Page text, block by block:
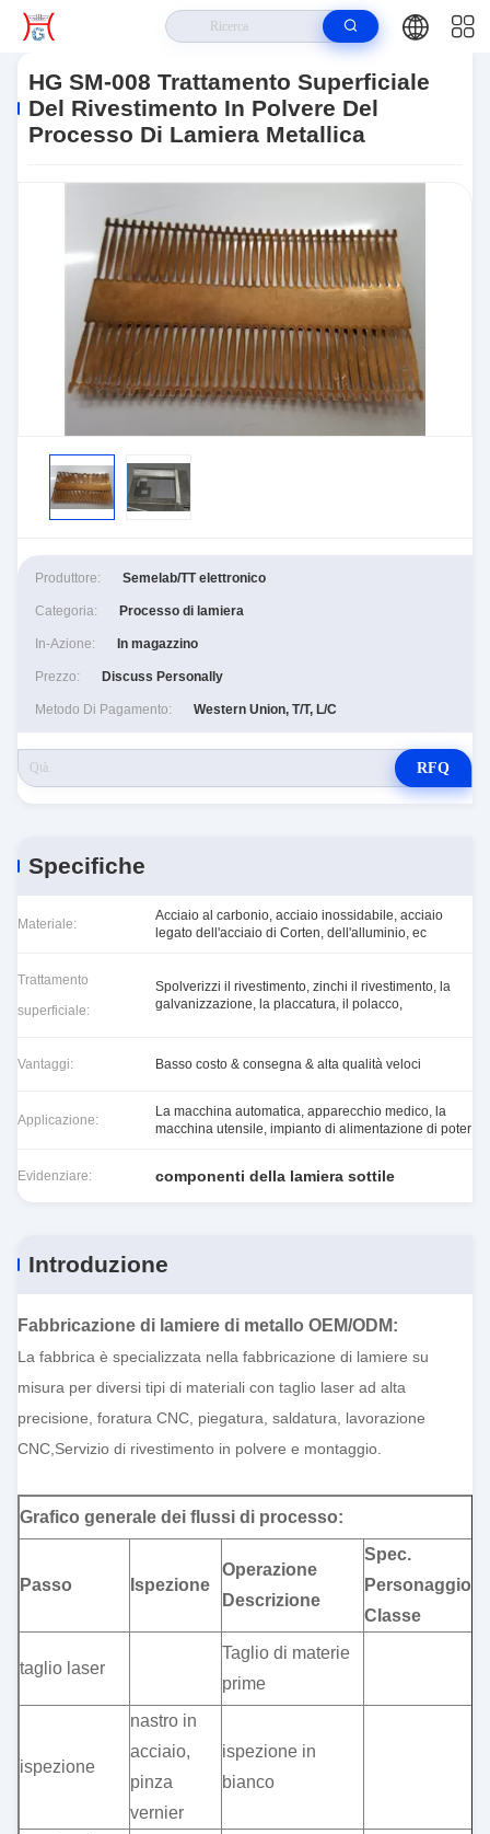
Superficiale Del Rivestimento In Polvere Del Processo Di Lamiera Metallica
HG SM-008 Trattamento Superficiale
Del Rivestimento In Polvere Del
Processo Di Lamiera Metallica
Produttore: Semelab/TT elettronico
Categoria: Processo di lamiera
In-Azione: In magazzino
Prezzo: Discuss Personally
Metodo Di Pagamento: Western Union, T/T, L/C
RFQ
Specifiche
Materiale:
Acciaio al carbonio, acciaio inossidabile, acciaio
legato dell'acciaio di Corten, dell'alluminio, ec
Trattamento
superficiale:
Spolverizzi il rivestimento, zinchi il rivestimento, la
galvanizzazione, la placcatura, il polacco,
Vantaggi: Basso costo & consegna & alta qualità veloci
Applicazione:
La macchina automatica, apparecchio medico, la
macchina utensile, impianto di alimentazione di poter
Evidenziare: componenti della lamiera sottile
Introduzione
Fabbricazione di lamiere di metallo OEM/ODM:
La fabbrica è specializzata nella fabbricazione di lamiere su
misura per diversi tipi di materiali con taglio laser ad alta
precisione, foratura CNC, piegatura, saldatura, lavorazione
CNC,Servizio di rivestimento in polvere e montaggio.
Grafico generale dei flussi di processo:
Passo Ispezione
Operazione
Descrizione
Spec.
Personaggio.
Classe
taglio laser
Taglio di materie
prime
ispezione
nastro in
acciaio,
pinza
vernier
ispezione in
bianco